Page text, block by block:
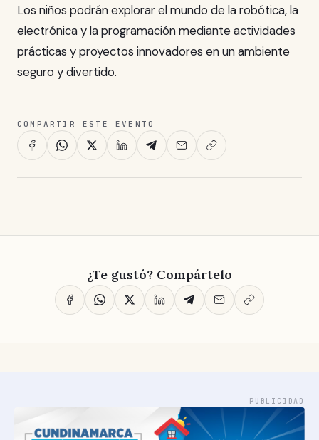
Los niños podrán explorar el mundo de la robótica, la
electrónica y la programación mediante actividades
prácticas y proyectos innovadores en un ambiente
seguro y divertido.
COMPARTIR ESTE EVENTO
¿Te gustó? Compártelo
PUBLICIDAD